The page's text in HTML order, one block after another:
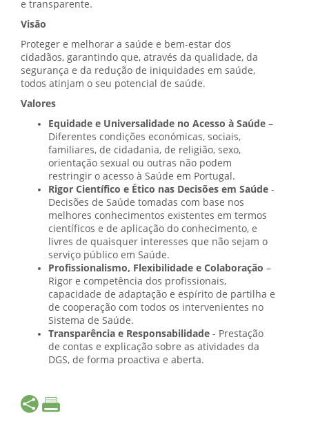
e transparente.
Visão
Proteger e melhorar a saúde e bem-estar dos
cidadãos, garantindo que, através da qualidade, da
segurança e da redução de iniquidades em saúde,
todos atinjam o seu potencial de saúde.
Valores
Equidade e Universalidade no Acesso à Saúde –
Diferentes condições económicas, sociais,
familiares, de cidadania, de religião, sexo,
orientação sexual ou outras não podem
restringir o acesso à Saúde em Portugal.
Rigor Científico e Ético nas Decisões em Saúde -
Decisões de Saúde tomadas com base nos
melhores conhecimentos existentes em termos
científicos e de aplicação do conhecimento, e
livres de quaisquer interesses que não sejam o
serviço público em Saúde.
Profissionalismo, Flexibilidade e Colaboração –
Rigor e competência dos profissionais,
capacidade de adaptação e espírito de partilha e
de cooperação com todos os intervenientes no
Sistema de Saúde.
Transparência e Responsabilidade - Prestação
de contas e explicação sobre as atividades da
DGS, de forma proactiva e aberta.